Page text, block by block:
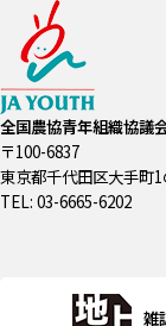
全国農協青年組織協議
〒100-6837
東京都千代田区大手町
TEL: 03-6665-6202
雑